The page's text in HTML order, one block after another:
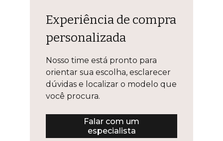
Experiência de compra
personalizada
Nosso time está pronto para
orientar sua escolha, esclarecer
dúvidas e localizar o modelo que
você procura.
Falar com um
especialista